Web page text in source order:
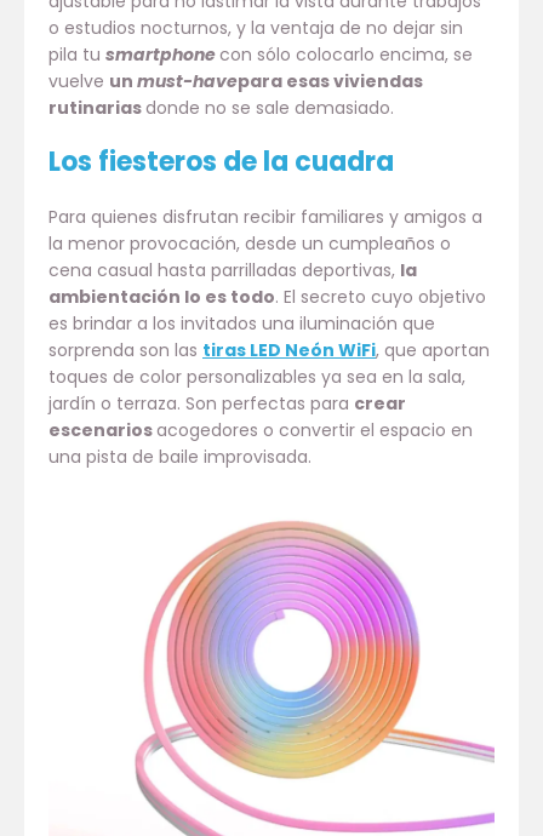
o estudios nocturnos, y la ventaja de no dejar sin
pila tu smartphone con sólo colocarlo encima, se
vuelve un must-havepara esas viviendas
rutinariasdonde no se sale demasiado.
Los fiesteros de la cuadra
Para quienes disfrutan recibir familiares y amigos a
la menor provocación, desde un cumpleaños o
cena casual hasta parrilladas deportivas, la
ambientación lo es todo. El secreto cuyo objetivo
es brindar a los invitados una iluminación que
sorprenda son las tiras LED Neón WiFi, que aportan
toques de color personalizables ya sea en la sala,
jardín o terraza. Son perfectas para crear
escenariosacogedores o convertir el espacio en
una pista de baile improvisada.